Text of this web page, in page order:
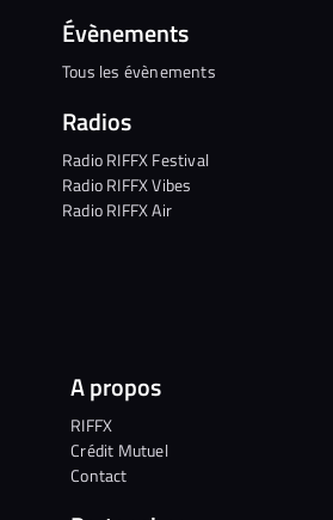
Évènements
Tous les évènements
Radios
Radio RIFFX Festival
Radio RIFFX Vibes
Radio RIFFX Air
A propos
RIFFX
Crédit Mutuel
Contact